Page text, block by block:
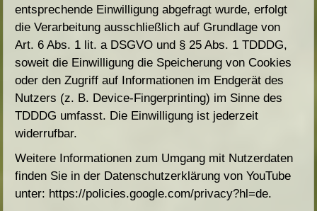
entsprechende Einwilligung abgefragt wurde, erfolgt
die Verarbeitung ausschließlich auf Grundlage von
Art. 6 Abs. 1 lit. a DSGVO und § 25 Abs. 1 TDDDG,
soweit die Einwilligung die Speicherung von Cookies
oder den Zugriff auf Informationen im Endgerät des
Nutzers (z. B. Device-Fingerprinting) im Sinne des
TDDDG umfasst. Die Einwilligung ist jederzeit
widerrufbar.
Weitere Informationen zum Umgang mit Nutzerdaten
finden Sie in der Datenschutzerklärung von YouTube
unter: https://policies.google.com/privacy?hl=de.